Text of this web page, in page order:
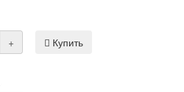
+
Купить